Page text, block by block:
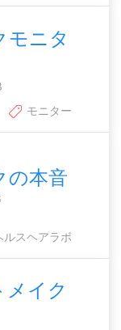
モニタ
モニター
の本音
ルスヘアラボ
メイク